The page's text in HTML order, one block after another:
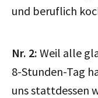
und beruflich
Nr. 2: Weil alle
8-Stunden-Tag
uns stattdessen